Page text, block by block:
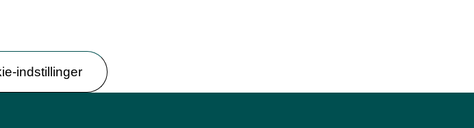
indstillinger